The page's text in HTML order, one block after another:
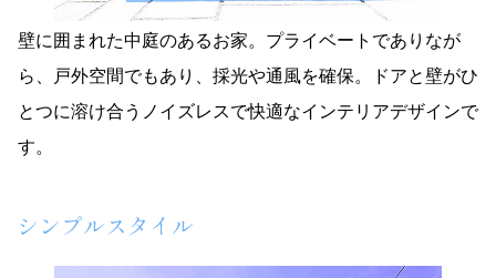
壁に囲まれた中庭のあるお家。プライベートでありなが
ら、戸外空間でもあり、採光や通風を確保。ドアと壁がひ
とつに溶け合うノイズレスで快適なインテリアデザインで
す。
シンプルスタイル